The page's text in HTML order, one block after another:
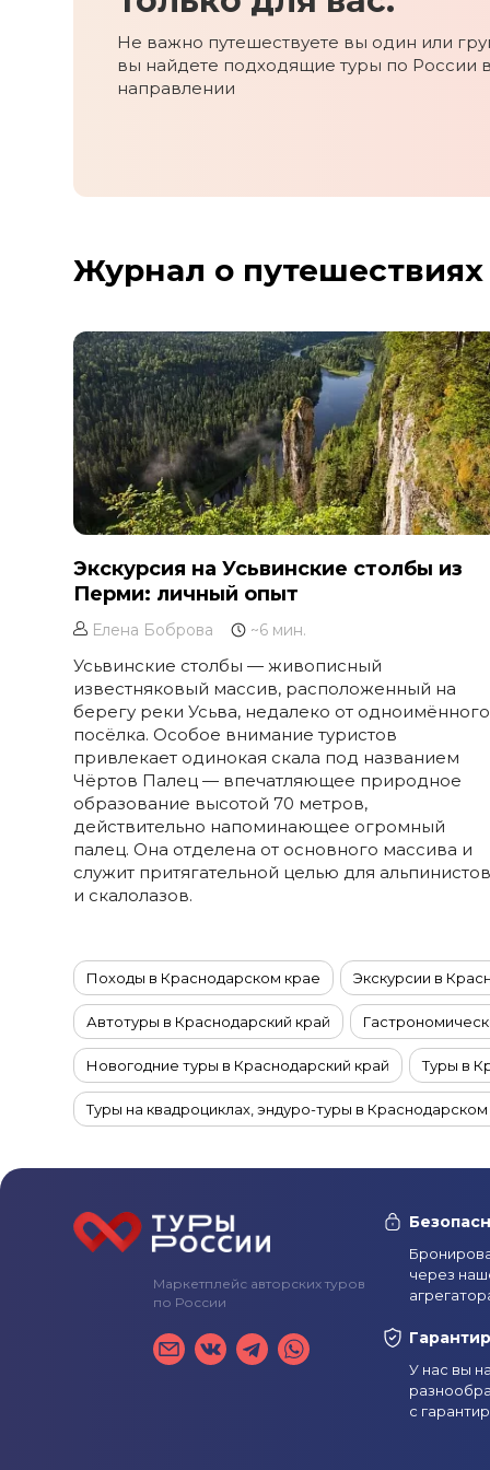
Не важно путешествуете вы один или
вы найдете подходящие туры по России
направлении
Журнал о путешествиях
Экскурсия на Усьвинские столбы из
Перми: личный опыт
Елена Боброва ~6 мин.
Усьвинские столбы — живописный
известняковый массив, расположенный на
берегу реки Усьва, недалеко от одноимённого
посёлка. Особое внимание туристов
привлекает одинокая скала под названием
Чёртов Палец — впечатляющее природное
образование высотой 70 метров,
действительно напоминающее огромный
палец. Она отделена от основного массива и
служит притягательной целью для альпинистов
и скалолазов.
Походы в Краснодарском крае Экскурсии в
Автотуры в Краснодарский край
Новогодние туры в Краснодарский край Туры в
Туры на квадроциклах, эндуро-туры в
Туры на горячие источники в Краснодарском крае
Индивидуальные туры в Краснодарский край
Туры
Туры в
Осенние
Маркетплейс авторских туров
по России
через
У нас вы
с